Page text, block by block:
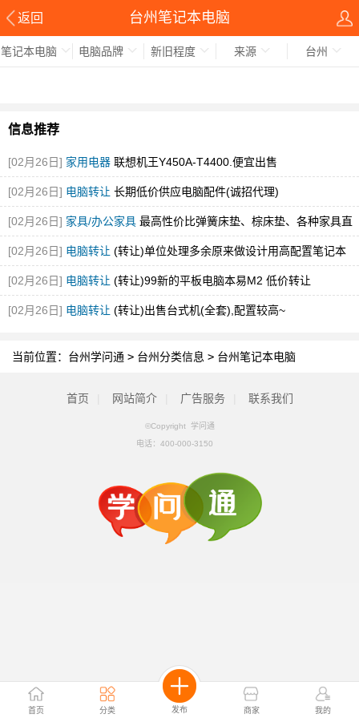
返回 台州笔记本电脑
首页 分类 发布 商家 我的
笔记本电脑 电脑品牌 新旧程度 来源 台州
信息推荐
[02月26日] 家用电器 联想机王Y450A-T4400.便宜出售
[02月26日] 电脑转让 长期低价供应电脑配件(诚招代理)
[02月26日] 家具/办公家具 最高性价比弹簧床垫、棕床垫、各种家具直
销[02月26日] 电脑转让 (转让)单位处理多余原来做设计用高配置笔记本
[02月26日] 电脑转让 (转让)99新的平板电脑本易M2 低价转让
[02月26日] 电脑转让 (转让)出售台式机(全套),配置较高~
当前位置： 台州学问通 > 台州分类信息 > 台州笔记本电脑
首页 网站简介 广告服务 联系我们
©Copyright 学问通
电话： 400-000-3150